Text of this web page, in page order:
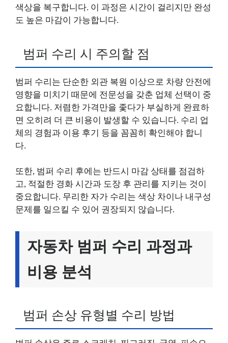
색상을 복구합니다. 이 과정은 시간이 걸리지만 완성
도 높은 마감이 가능합니다.
범퍼 수리 시 주의할 점
범퍼 수리는 단순한 외관 복원 이상으로 차량 안전에
영향을 미치기 때문에 전문성을 갖춘 업체 선택이 중
요합니다. 저렴한 가격만을 좇다가 부실하게 완료하
면 오히려 더 큰 비용이 발생할 수 있습니다. 수리 업
체의 경험과 이용 후기 등을 꼼꼼히 확인해야 합니
다.
또한, 범퍼 수리 후에는 반드시 마감 상태를 점검하
고, 적절한 경화 시간과 도장 후 관리를 지키는 것이
중요합니다. 무리한 자가 수리는 색상 차이나 내구성
문제를 일으킬 수 있어 권장되지 않습니다.
자동차 범퍼 수리 과정과
비용 분석
범퍼 손상 유형별 수리 방법